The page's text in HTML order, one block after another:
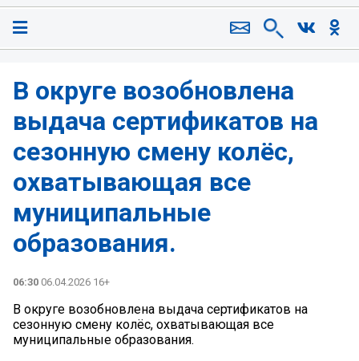
В округе возобновлена
выдача сертификатов на
сезонную смену колёс,
охватывающая все
муниципальные
образования.
06:30 06.04.2026 16+
В округе возобновлена выдача сертификатов на
сезонную смену колёс, охватывающая все
муниципальные образования.